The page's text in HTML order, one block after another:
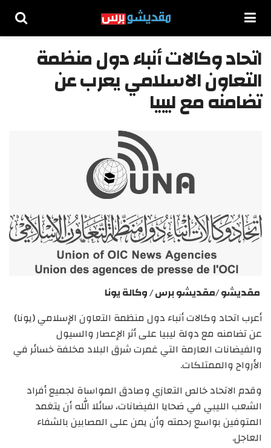
اتحاد وكالات أنباء دول منظمة
التعاون الاسلامي يعرب عن
تضامنه مع ليبيا
مقديشو /مقديشو برس / وكالة يونا
أعرب اتحاد وكالات أنباء دول منظمة التعاون الإسلامي (يونا)
عن تضامنه مع دولة ليبيا على أثر الإعصار والسيول
والفيضانات العارمة التي غمرت شرق البلاد مخلفة خسائر في
الأرواح والممتلكات.
وقدم الاتحاد خالص التعازي وصادق المواساة لجميع أفراد
الشعب الليبي في ضحايا الفيضانات، سائلا الله أن يتغمد
المتوفين بواسع رحمته وأن يمن على المصابين بالشفاء
العاجل.